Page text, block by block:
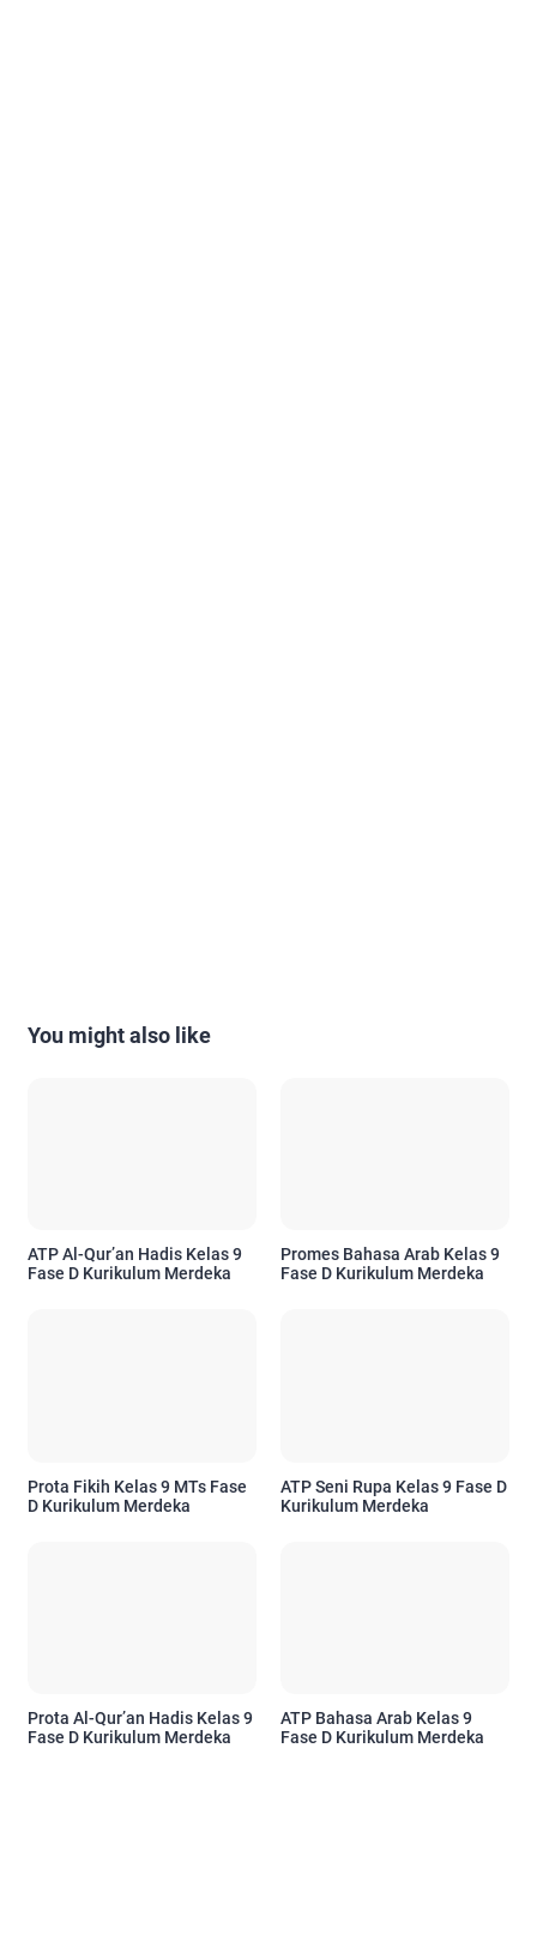
You might also like
ATP Al-Qur’an Hadis Kelas 9
Fase D Kurikulum Merdeka
Promes Bahasa Arab Kelas 9
Fase D Kurikulum Merdeka
Prota Fikih Kelas 9 MTs Fase
D Kurikulum Merdeka
ATP Seni Rupa Kelas 9 Fase D
Kurikulum Merdeka
Prota Al-Qur’an Hadis Kelas 9
Fase D Kurikulum Merdeka
ATP Bahasa Arab Kelas 9
Fase D Kurikulum Merdeka